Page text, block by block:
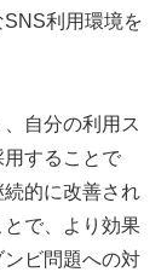
利用環境を
自分の利用ス
することで
的に改善され
で、より効果
ビ問題への対